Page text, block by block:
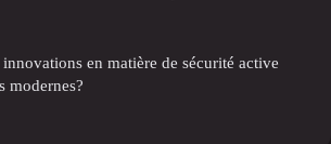
en matière de sécurité active
modernes?